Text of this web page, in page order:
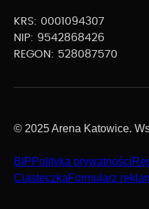
KRS: 0001094307
NIP: 9542868426
REGON: 528087570
© 2025 Arena Katowice.
BIPPolityka prywatności
CiasteczkaFormularz